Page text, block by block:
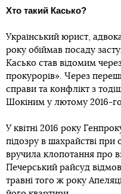
Хто такий Касько?
Український юрист,
року обіймав посаду
Касько став відомим
прокурорів». Через
справи та конфлікт з
Шокіним у лютому 2016-го
У квітні 2016 року
підозру в шахрайстві при
вручила клопотання про
Печерський райсуд
травні того ж року